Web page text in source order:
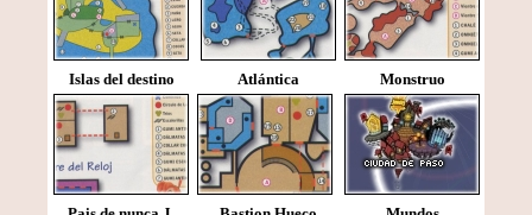
Islas del destino Atlántica Monstruo